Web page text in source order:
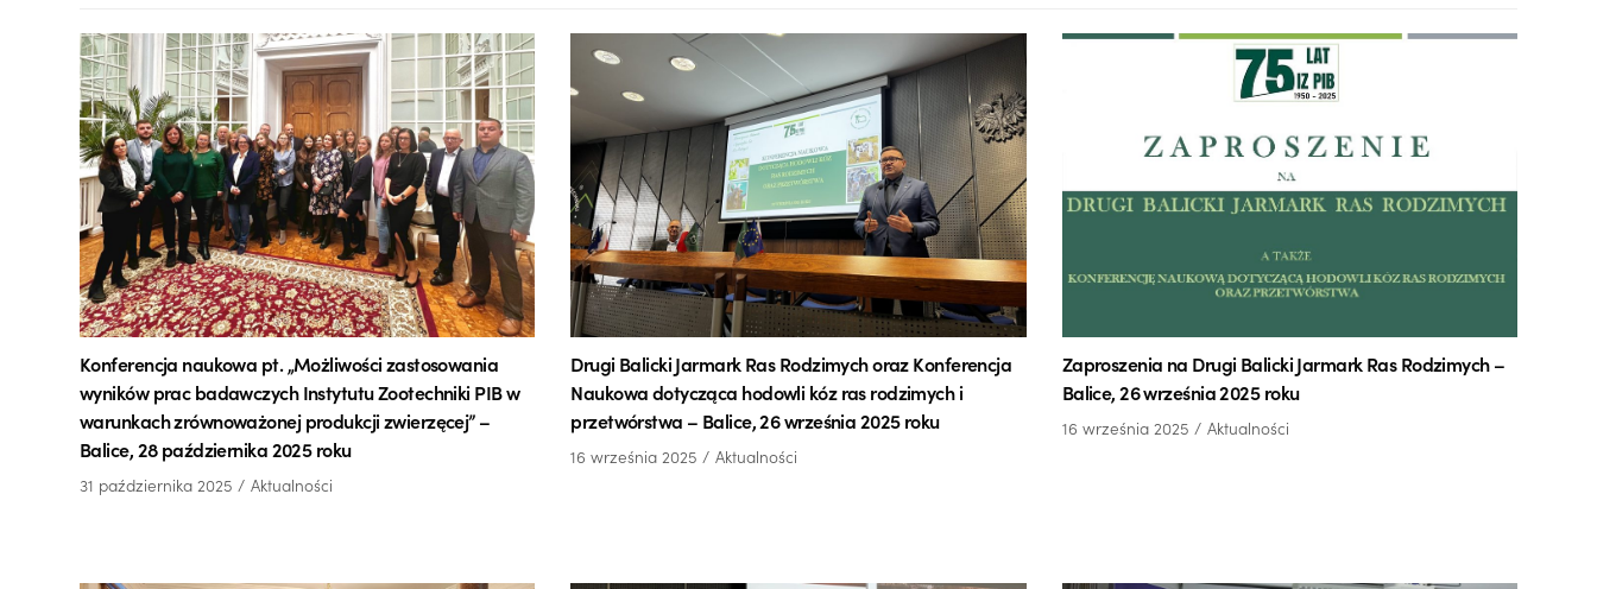
Konferencja naukowa pt. „Możliwości zastosowania
wyników prac badawczych Instytutu Zootechniki PIB w
warunkach zrównoważonej produkcji zwierzęcej” –
Balice, 28 października 2025 roku
31 października 2025 Aktualności
Drugi Balicki Jarmark Ras Rodzimych oraz Konferencja
Naukowa dotycząca hodowli kóz ras rodzimych i
przetwórstwa – Balice, 26 września 2025 roku
16 września 2025 Aktualności
Zaproszenia na Drugi Balicki Jarmark Ras Rodzimych –
Balice, 26 września 2025 roku
16 września 2025 Aktualności